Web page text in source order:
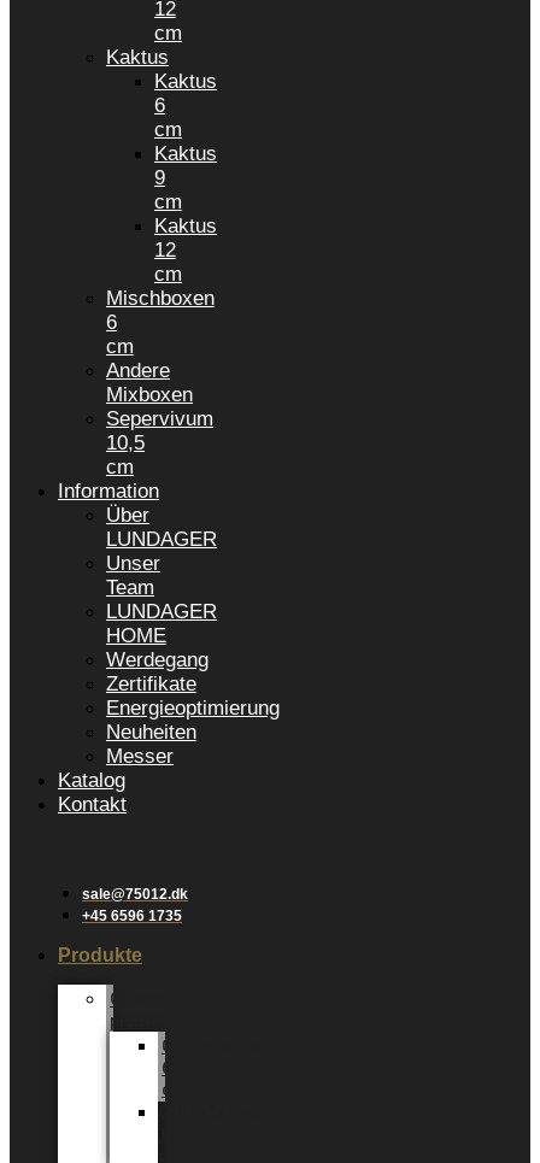
12
cm
Kaktus
Kaktus
6
cm
Kaktus
9
cm
Kaktus
12
cm
Mischboxen
6
cm
Andere
Mixboxen
Sepervivum
10,5
cm
Information
Über
LUNDAGER
Unser
Team
LUNDAGER
HOME
Werdegang
Zertifikate
Energieoptimierung
Neuheiten
Messer
Katalog
Kontakt
sale@75012.dk
+45 6596 1735
Produkte
Groene
planten
Grünpflanzen
6
cm